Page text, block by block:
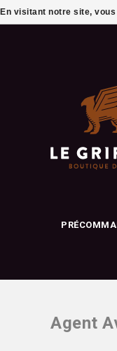
Agent
En visitant notre site,